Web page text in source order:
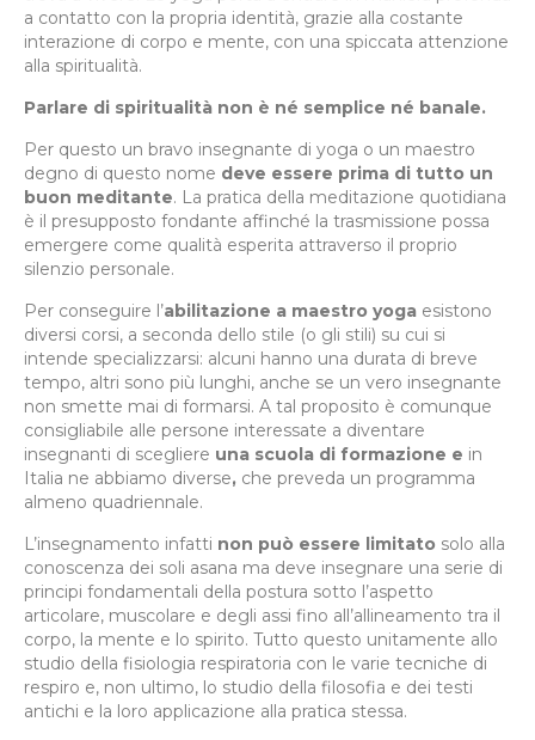
a contatto con la propria identità, grazie alla costante
interazione di corpo e mente, con una spiccata attenzione
alla spiritualità.
Parlare di spiritualità non è né semplice né banale.
Per questo un bravo insegnante di yoga o un maestro
degno di questo nome deve essere prima di tutto un
buon meditante. La pratica della meditazione quotidiana
è il presupposto fondante affinché la trasmissione possa
emergere come qualità esperita attraverso il proprio
silenzio personale.
Per conseguire l’abilitazione a maestro yoga esistono
diversi corsi, a seconda dello stile (o gli stili) su cui si
intende specializzarsi: alcuni hanno una durata di breve
tempo, altri sono più lunghi, anche se un vero insegnante
non smette mai di formarsi. A tal proposito è comunque
consigliabile alle persone interessate a diventare
insegnanti di scegliere una scuola di formazione e in
Italia ne abbiamo diverse, che preveda un programma
almeno quadriennale.
L’insegnamento infatti non può essere limitato solo alla
conoscenza dei soli asana ma deve insegnare una serie di
principi fondamentali della postura sotto l’aspetto
articolare, muscolare e degli assi fino all’allineamento tra il
corpo, la mente e lo spirito. Tutto questo unitamente allo
studio della fisiologia respiratoria con le varie tecniche di
respiro e, non ultimo, lo studio della filosofia e dei testi
antichi e la loro applicazione alla pratica stessa.